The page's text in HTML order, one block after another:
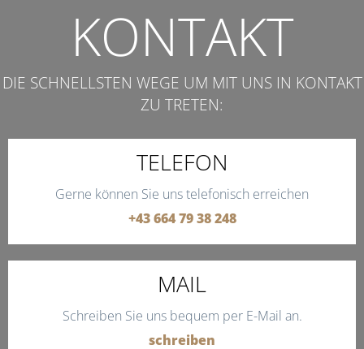
KONTAKT
DIE SCHNELLSTEN WEGE UM MIT UNS IN KONTAKT
ZU TRETEN:
TELEFON
Gerne können Sie uns telefonisch erreichen
+43 664 79 38 248
MAIL
Schreiben Sie uns bequem per E-Mail an.
schreiben